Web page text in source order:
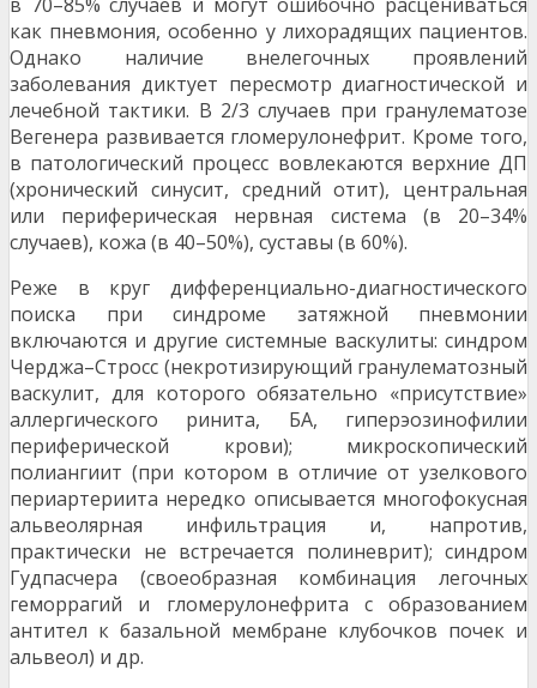
в 70–85% случаев и могут ошибочно расцениваться
как пневмония, особенно у лихорадящих пациентов.
Однако наличие внелегочных проявлений
заболевания диктует пересмотр диагностической и
лечебной тактики. В 2/3 случаев при гранулематозе
Вегенера развивается гломерулонефрит. Кроме того,
в патологический процесс вовлекаются верхние ДП
(хронический синусит, средний отит), центральная
или периферическая нервная система (в 20–34%
случаев), кожа (в 40–50%), суставы (в 60%).
Реже в круг дифференциально-диагностического
поиска при синдроме затяжной пневмонии
включаются и другие системные васкулиты: синдром
Черджа–Стросс (некротизирующий гранулематозный
васкулит, для которого обязательно «присутствие»
аллергического ринита, БА, гиперэозинофилии
периферической крови); микроскопический
полиангиит (при котором в отличие от узелкового
периартериита нередко описывается многофокусная
альвеолярная инфильтрация и, напротив,
практически не встречается полиневрит); синдром
Гудпасчера (своеобразная комбинация легочных
геморрагий и гломерулонефрита с образованием
антител к базальной мембране клубочков почек и
альвеол) и др.